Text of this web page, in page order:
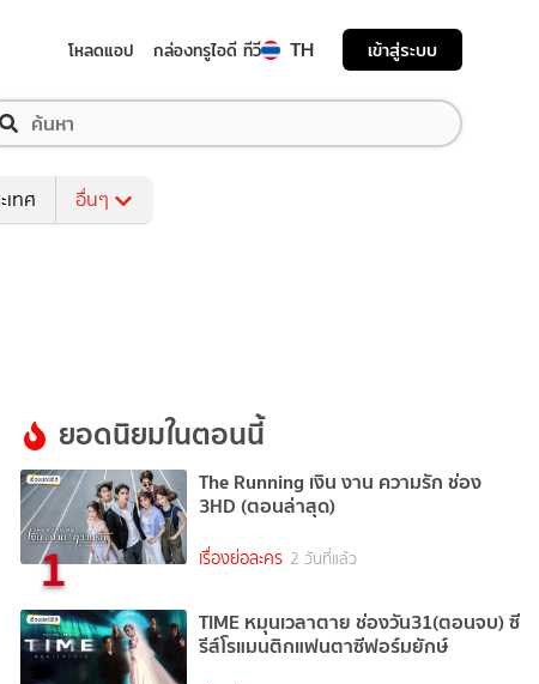
โหลดแอป กล่องทรูไอดี ทีวี TH เข้าสู่ระบบ
เทศ อื่นๆ
ยอดนิยมในตอนนี้
1
The Running เงิน งาน ความรัก ช่อง
3HD (ตอนล่าสุด)
เรื่องย่อละคร 2 วันที่แล้ว
TIME หมุนเวลาตาย ช่องวัน31(ตอนจบ) ซี
รีส์โรแมนติกแฟนตาซีฟอร์มยักษ์